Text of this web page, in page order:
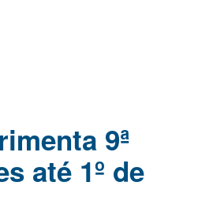
9ª
até 1º de